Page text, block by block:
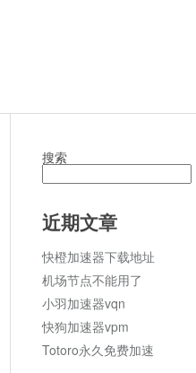
搜索
近期文章
快橙加速器下载地址
机场节点不能用了
小羽加速器vqn
快狗加速器vpm
Totoro永久免费加速